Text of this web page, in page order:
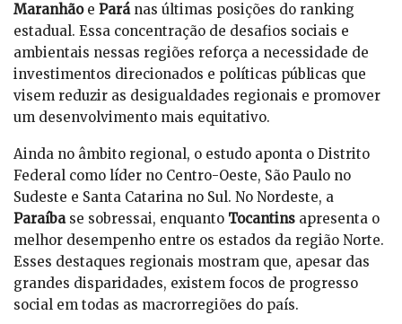
Maranhãoe Paránas últimas posições do ranking
estadual. Essa concentração de desafios sociais e
ambientais nessas regiões reforça a necessidade de
investimentos direcionados e políticas públicas que
visem reduzir as desigualdades regionais e promover
um desenvolvimento mais equitativo.
Ainda no âmbito regional, o estudo aponta o Distrito
Federal como líder no Centro-Oeste, São Paulo no
Sudeste e Santa Catarina no Sul. No Nordeste, a
Paraíbase sobressai, enquanto Tocantins apresenta o
melhor desempenho entre os estados da região Norte.
Esses destaques regionais mostram que, apesar das
grandes disparidades, existem focos de progresso
social em todas as macrorregiões do país.